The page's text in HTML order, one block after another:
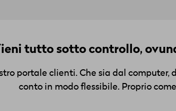
tutto sotto controllo,
portale clienti. Che sia dal
conto in modo flessibile. Proprio